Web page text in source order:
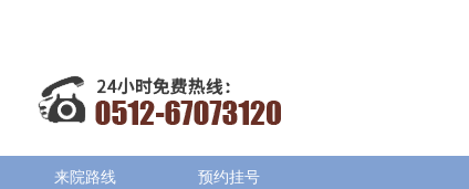
来院路线 预约挂号